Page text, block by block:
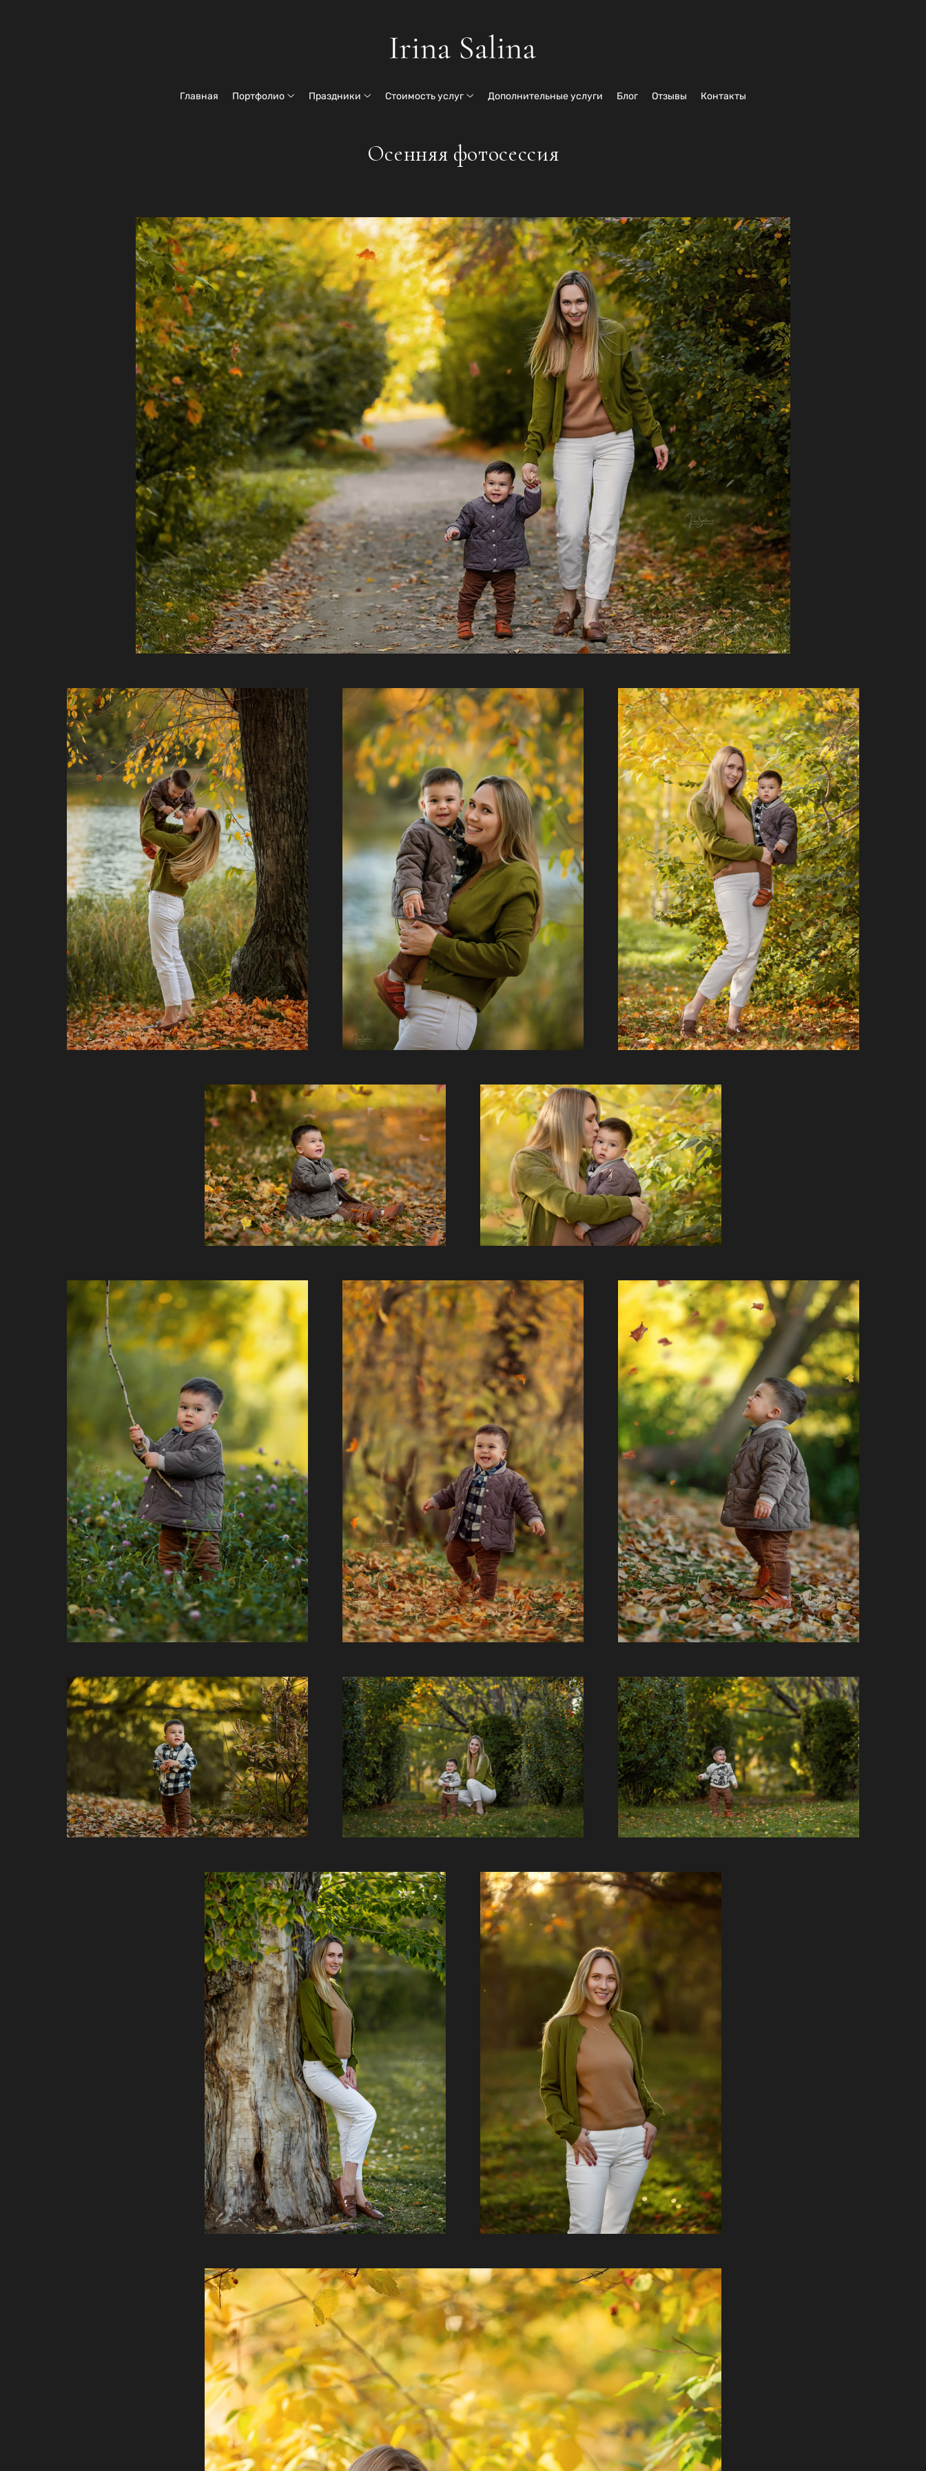
Главная Портфолио Праздники Стоимость услуг Дополнительные услуги Блог Отзывы Контакты
Осенняя фотосессия